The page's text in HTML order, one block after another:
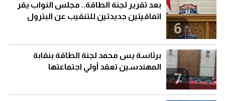
6
بعد تقرير لجنة الطاقة.. مجلس النواب يقر
اتفاقيتين جديدتين للتنقيب عن البترول
7
برئاسة يس محمد لجنة الطاقة بنقابة
المهندسين تعقد أولي اجتماعتها